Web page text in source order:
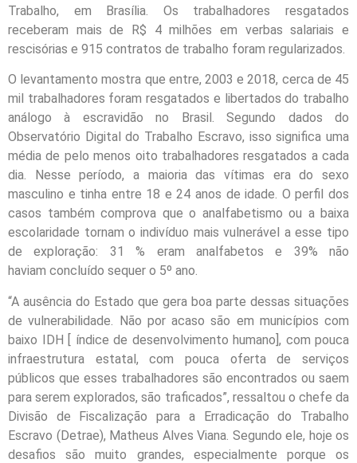
Trabalho, em Brasília. Os trabalhadores resgatados
receberam mais de R$ 4 milhões em verbas salariais e
rescisórias e 915 contratos de trabalho foram regularizados.
O levantamento mostra que entre, 2003 e 2018, cerca de 45
mil trabalhadores foram resgatados e libertados do trabalho
análogo à escravidão no Brasil. Segundo dados do
Observatório Digital do Trabalho Escravo, isso significa uma
média de pelo menos oito trabalhadores resgatados a cada
dia. Nesse período, a maioria das vítimas era do sexo
masculino e tinha entre 18 e 24 anos de idade. O perfil dos
casos também comprova que o analfabetismo ou a baixa
escolaridade tornam o indivíduo mais vulnerável a esse tipo
de exploração: 31 % eram analfabetos e 39% não
haviam concluído sequer o 5º ano.
“A ausência do Estado que gera boa parte dessas situações
de vulnerabilidade. Não por acaso são em municípios com
baixo IDH [ índice de desenvolvimento humano], com pouca
infraestrutura estatal, com pouca oferta de serviços
públicos que esses trabalhadores são encontrados ou saem
para serem explorados, são traficados”, ressaltou o chefe da
Divisão de Fiscalização para a Erradicação do Trabalho
Escravo (Detrae), Matheus Alves Viana. Segundo ele, hoje os
desafios são muito grandes, especialmente porque os